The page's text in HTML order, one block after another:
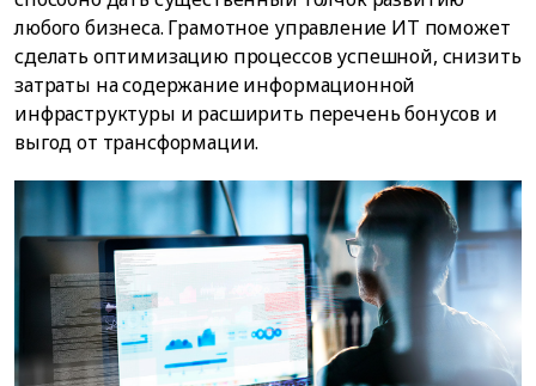
любого бизнеса. Грамотное управление ИТ поможет
сделать оптимизацию процессов успешной, снизить
затраты на содержание информационной
инфраструктуры и расширить перечень бонусов и
выгод от трансформации.